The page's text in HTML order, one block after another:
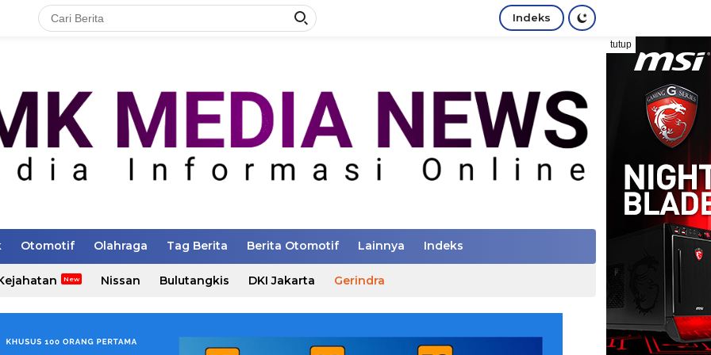
Indeks
tutup
Otomotif Olahraga Tag Berita Berita Otomotif Lainnya Indeks
Nissan Bulutangkis DKI Jakarta Gerindra